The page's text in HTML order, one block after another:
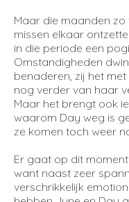
Maar die maanden
missen elkaar
in die periode een
Omstandigheden
benaderen, zij het
nog verder van haar
Maar het brengt ook
waarom Day weg is
ze komen toch weer
Er gaat op dit
want naast zeer
verschrikkelijk